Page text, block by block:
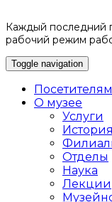
Каждый последний
рабочий режим
Toggle navigation
Посетителям
О музее
Услуги
История
Отделы
Наука
Лекции